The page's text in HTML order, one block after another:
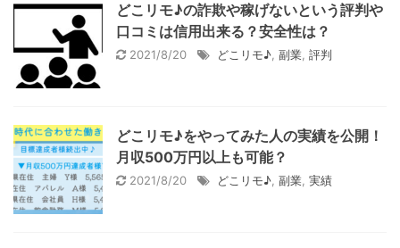
どこリモ♪の詐欺や稼げないという評判や
口コミは信用出来る？安全性は？
2021/8/20 どこリモ♪ 副業 評判
どこリモ♪をやってみた人の実績を公開！
月収500万円以上も可能？
2021/8/20 どこリモ♪ 副業 実績